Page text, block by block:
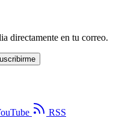
directamente en tu correo.
RSS